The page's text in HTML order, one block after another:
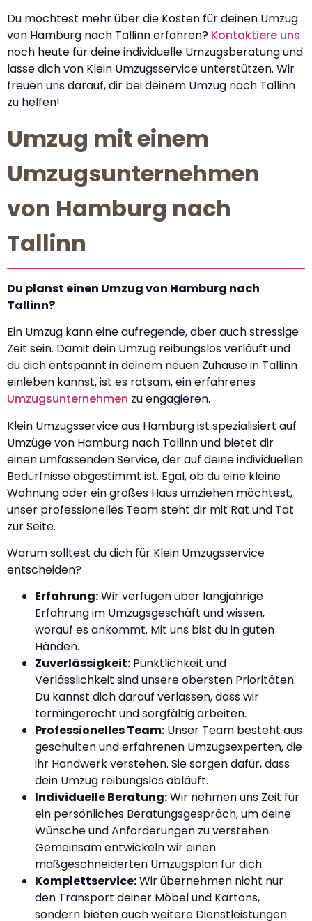
Du möchtest mehr über die Kosten für deinen Umzug
von Hamburg nach Tallinn erfahren? Kontaktiere uns
noch heute für deine individuelle Umzugsberatung und
lasse dich von Klein Umzugsservice unterstützen. Wir
freuen uns darauf, dir bei deinem Umzug nach Tallinn
zu helfen!
Umzug mit einem
Umzugsunternehmen
von Hamburg nach
Tallinn
Du planst einen Umzug von Hamburg nach
Tallinn?
Ein Umzug kann eine aufregende, aber auch stressige
Zeit sein. Damit dein Umzug reibungslos verläuft und
du dich entspannt in deinem neuen Zuhause in Tallinn
einleben kannst, ist es ratsam, ein erfahrenes
Umzugsunternehmen zu engagieren.
Klein Umzugsservice aus Hamburg ist spezialisiert auf
Umzüge von Hamburg nach Tallinn und bietet dir
einen umfassenden Service, der auf deine individuellen
Bedürfnisse abgestimmt ist. Egal, ob du eine kleine
Wohnung oder ein großes Haus umziehen möchtest,
unser professionelles Team steht dir mit Rat und Tat
zur Seite.
Warum solltest du dich für Klein Umzugsservice
entscheiden?
Erfahrung:Wir verfügen über langjährige
Erfahrung im Umzugsgeschäft und wissen,
worauf es ankommt. Mit uns bist du in guten
Händen.
Zuverlässigkeit: Pünktlichkeit und
Verlässlichkeit sind unsere obersten Prioritäten.
Du kannst dich darauf verlassen, dass wir
termingerecht und sorgfältig arbeiten.
Professionelles Team: Unser Team besteht aus
geschulten und erfahrenen Umzugsexperten, die
ihr Handwerk verstehen. Sie sorgen dafür, dass
dein Umzug reibungslos abläuft.
Individuelle Beratung:Wir nehmen uns Zeit für
ein persönliches Beratungsgespräch, um deine
Wünsche und Anforderungen zu verstehen.
Gemeinsam entwickeln wir einen
maßgeschneiderten Umzugsplan für dich.
Komplettservice:Wir übernehmen nicht nur
den Transport deiner Möbel und Kartons,
sondern bieten auch weitere Dienstleistungen